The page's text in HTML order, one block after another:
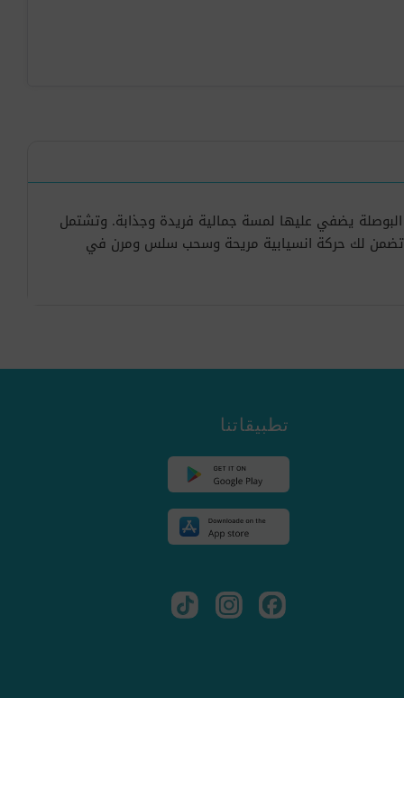
يضفي عليها لمسة جمالية فريدة وجذابة. وتشتمل
تضمن لك حركة انسيابية مريحة وسحب سلس ومرن في
تطبيقاتنا